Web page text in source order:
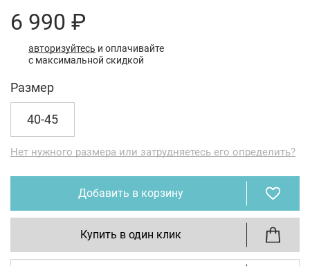
6 990 ₽
авторизуйтесь и оплачивайте
с максимальной скидкой
Размер
40-45
Нет нужного размера или затрудняетесь его определить?
Добавить в корзину
Купить в один клик